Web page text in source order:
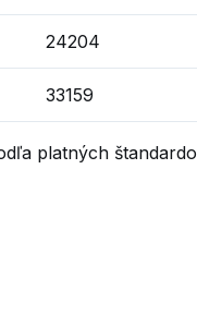
24204
33159
platných